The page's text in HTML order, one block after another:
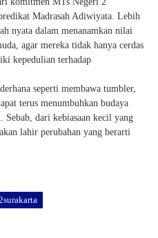
Madrasah Adiwiyata. Lebih
nyata dalam menanamkan nilai
agar mereka tidak hanya cerdas
kepedulian terhadap
seperti membawa tumbler,
terus menumbuhkan budaya
dari kebiasaan kecil yang
lahir perubahan yang berarti